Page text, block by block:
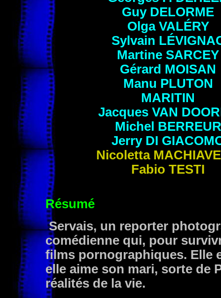
Guy DELORME
Olga VALÉRY
Sylvain
Martine SARCEY
Gérard MOISAN
Manu PLUTON
MARITIN
Jacques VAN
Michel BERREUR
Jerry DI
Nicoletta
Fabio TESTI
Résumé
Servais, un reporter
comédienne qui, pour
films pornographiques. Elle
elle aime son mari, sorte de
réalités de la vie.